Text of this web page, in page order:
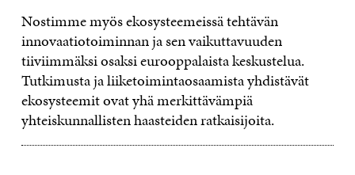
Nostimme myös ekosysteemeissä tehtävän
innovaatiotoiminnan ja sen vaikuttavuuden
tiiviimmäksi osaksi eurooppalaista keskustelua.
Tutkimusta ja liiketoimintaosaamista yhdistävät
ekosysteemit ovat yhä merkittävämpiä
yhteiskunnallisten haasteiden ratkaisijoita.